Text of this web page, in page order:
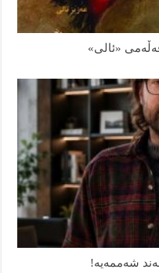
«ئالی»
شەممەیە!